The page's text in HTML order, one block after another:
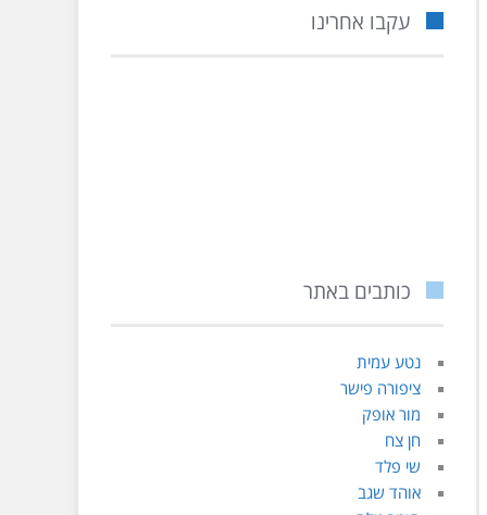
עקבו אחרינו
כותבים באתר
נטע עמית
ציפורה פישר
מור אופק
חן צח
שי פלד
אוהד שגב